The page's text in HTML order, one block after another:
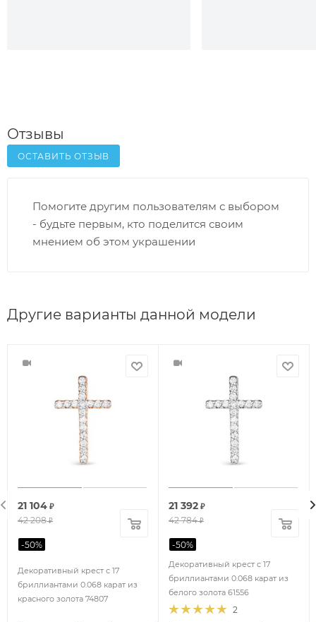
Отзывы
ОСТАВИТЬ ОТЗЫВ
Помогите другим пользователям с выбором
- будьте первым, кто поделится своим
мнением об этом украшении
Другие варианты данной модели
Декоративный крест с 17
бриллиантами 0.068 карат из
красного золота 74807
21 104 ₽
42 208₽
-50%
2
Декоративный крест с 17
бриллиантами 0.068 карат из
белого золота 61556
21 392 ₽
42 784₽
-50%